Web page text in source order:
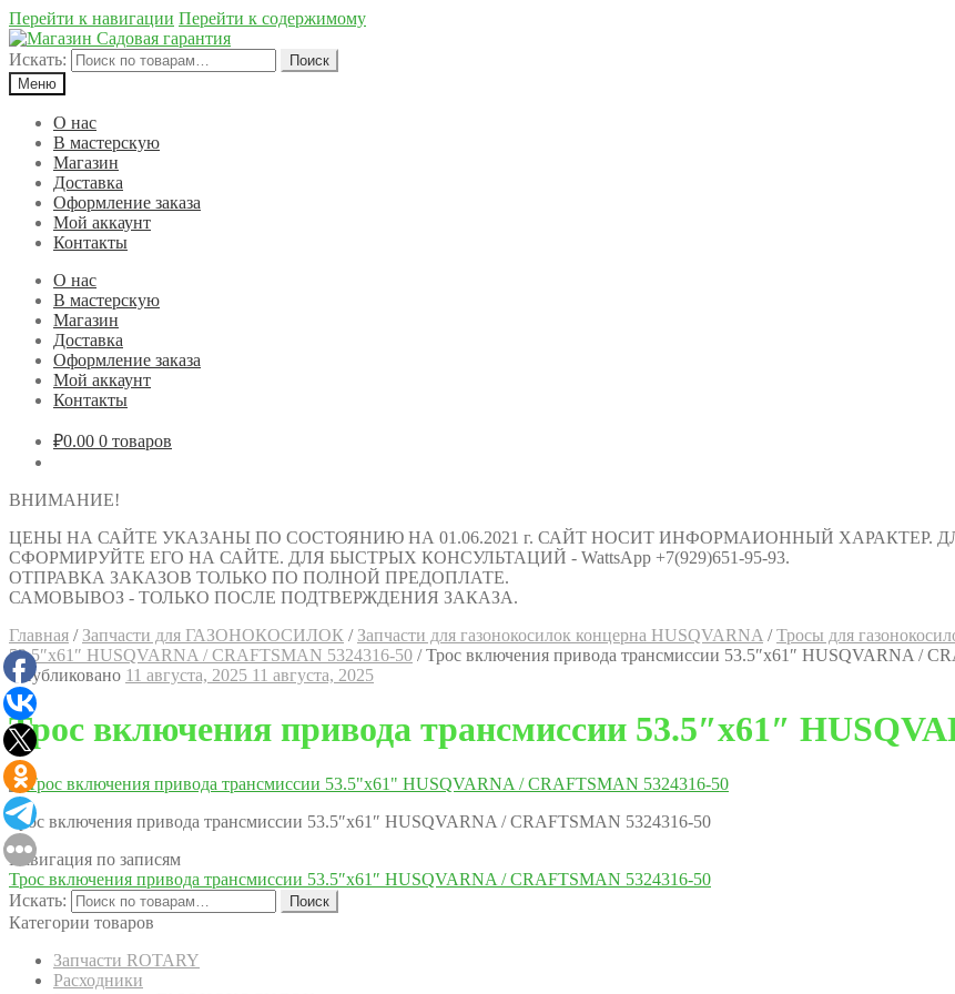
Перейти к навигации Перейти к содержимому
Искать:
Поиск
Меню
О нас
В мастерскую
Магазин
Доставка
Оформление заказа
Мой аккаунт
Контакты
О нас
В мастерскую
Магазин
Доставка
Оформление заказа
Мой аккаунт
Контакты
₽0.00 0 товаров
ВНИМАНИЕ!
ЦЕНЫ НА САЙТЕ УКАЗАНЫ ПО СОСТОЯНИЮ НА 01.06.2021 г. САЙТ НОСИТ ИНФОРМАИОННЫЙ ХАРАКТЕР.
СФОРМИРУЙТЕ ЕГО НА САЙТЕ. ДЛЯ БЫСТРЫХ КОНСУЛЬТАЦИЙ - WattsApp +7(929)651-95-93.
ОТПРАВКА ЗАКАЗОВ ТОЛЬКО ПО ПОЛНОЙ ПРЕДОПЛАТЕ.
САМОВЫВОЗ - ТОЛЬКО ПОСЛЕ ПОДТВЕРЖДЕНИЯ ЗАКАЗА.
Главная / Запчасти для ГАЗОНОКОСИЛОК / Запчасти для газонокосилок концерна HUSQVARNA /Тросы для
53.5″х61″ HUSQVARNA / CRAFTSMAN 5324316-50 /Трос включения привода трансмиссии 53.5″х61″ HUSQVARNA /
Опубликовано 11 августа, 2025 11 августа, 2025
Трос включения привода трансмиссии 53.5″х61″
Трос включения привода трансмиссии 53.5″х61″ HUSQVARNA / CRAFTSMAN 5324316-50
Навигация по записям
Трос включения привода трансмиссии 53.5″х61″ HUSQVARNA / CRAFTSMAN 5324316-50
Искать:
Поиск
Категории товаров
Запчасти ROTARY
Расходники